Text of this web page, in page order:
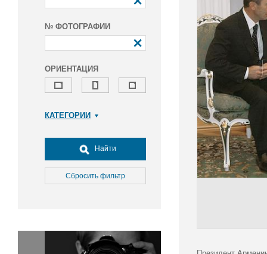
№ ФОТОГРАФИИ
ОРИЕНТАЦИЯ
КАТЕГОРИИ
Досуг, туризм и отдых
Культура
Медицина
Окружающая среда
Политика
Найти
Сбросить фильтр